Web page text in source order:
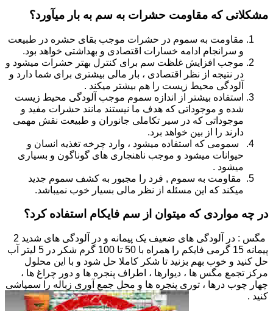
مشکلاتی که مقاومت حشرات به سم به بار میآورد؟
مقاومت به سموم در حشرات موجب بقای حشره در طبیعت
و سرانجام ادامه خسارات اقتصادی و بهداشتی خواهد بود.
موجب افزایش غلظت سم برای کنترل بهتر حشرات میشود و
در نتیجه از نظر اقتصادی ، بار مالی بیشتری برای شما دارد و
آلودگی محیط زیست را هم بیشتر میکند .
استفاده بیشتر از اندازه سموم موجب آلودگی محیط زیست
شده و موجوداتی که هدف ما نیستند مانند حشرات مفید و
موجوداتی که در سیر تکاملی جانوران و طبیعت نقش مهمی
دارند را از بین خواهد برد.
سمومی که استفاده میشود ، وارد چرخه تغذیه انسان و
حیوانات میشود و موجب ناهنجاری های گوناگون و بسیاری
میشود .
مقاومت به سموم , فرد را مجبور به کشف سموم جدید
میکند که این مسئله از نظر مالی بسیار خوب نمیباشد.
در چه مواردی که میتوان از سم فایکام استفاده کرد؟
مگس : در آلودگی های ضعیف یک پیمانه و در آلودگی های شدید 2
پیمانه 15 گرمی فایکم را همراه با 50 تا 100 گرم شکر در 5 لیتر آب
حل کنید و خوب بهم بزنید تا شکر کاملا حل شود و با این محلول
مرکز تجمع مگس ها ، دیوارها ، اطراف پنجره ها و دور چراغ ها ،
چهار چوب درها ، توری پنجره ها و محل جمع آوری زباله را سمپاشی
کنید .